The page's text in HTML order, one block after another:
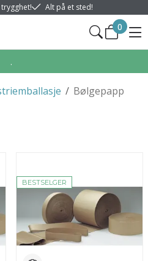
Alt på et sted!
0
.
/ Bølgepapp
BESTSELGER